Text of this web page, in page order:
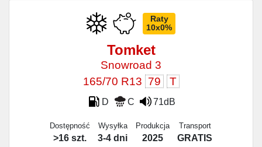
Raty
10x0%
Tomket
Snowroad 3
165/70 R13 79 T
D C 71dB
Dostępność
>16 szt.
Wysyłka
3-4 dni
Produkcja
2025
Transport
GRATIS